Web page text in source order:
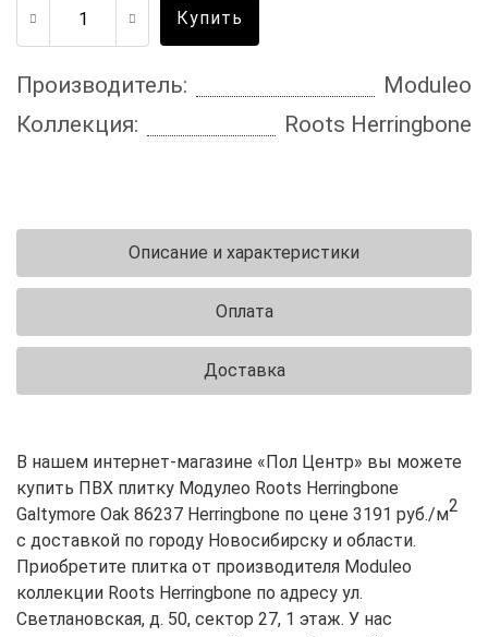
Купить
Производитель:
Moduleo
Коллекция:
Roots Herringbone
Описание и характеристики
Оплата
Доставка
В нашем интернет-магазине «Пол Центр» вы можете
купить ПВХ плитку Модулео Roots Herringbone
Galtymore Oak 86237 Herringbone по цене 3191 руб./м2
с доставкой по городу Новосибирску и области.
Приобретите плитка от производителя Moduleo
коллекции Roots Herringbone по адресу ул.
Светлановская, д. 50, сектор 27, 1 этаж. У нас